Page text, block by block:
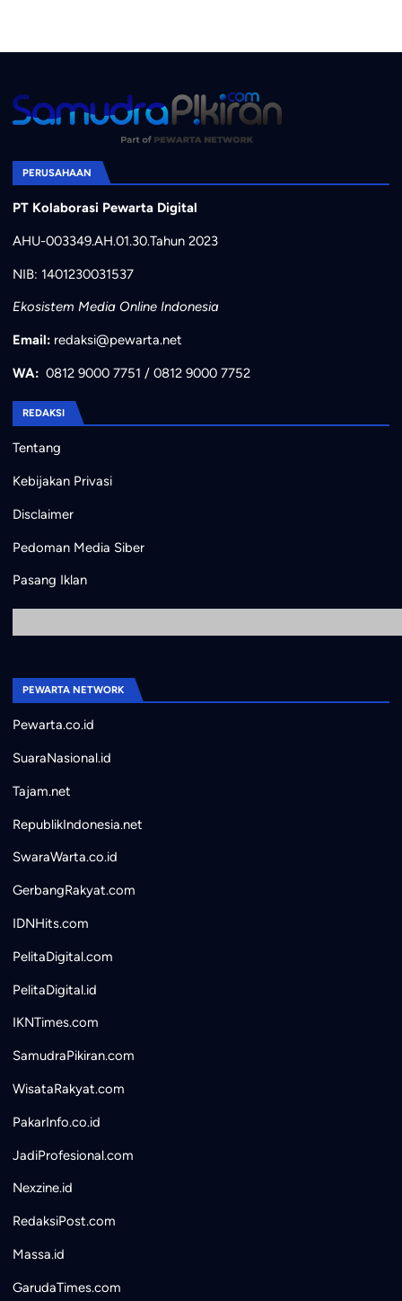
PERUSAHAAN
PT Kolaborasi Pewarta Digital
AHU-003349.AH.01.30.Tahun 2023
NIB: 1401230031537
Ekosistem Media Online Indonesia
Email: redaksi@pewarta.net
WA: 0812 9000 7751 / 0812 9000 7752
REDAKSI
Tentang
Kebijakan Privasi
Disclaimer
Pedoman Media Siber
Pasang Iklan
PEWARTA NETWORK
Pewarta.co.id
SuaraNasional.id
Tajam.net
RepublikIndonesia.net
SwaraWarta.co.id
GerbangRakyat.com
IDNHits.com
PelitaDigital.com
PelitaDigital.id
IKNTimes.com
SamudraPikiran.com
WisataRakyat.com
PakarInfo.co.id
JadiProfesional.com
Nexzine.id
RedaksiPost.com
Massa.id
GarudaTimes.com